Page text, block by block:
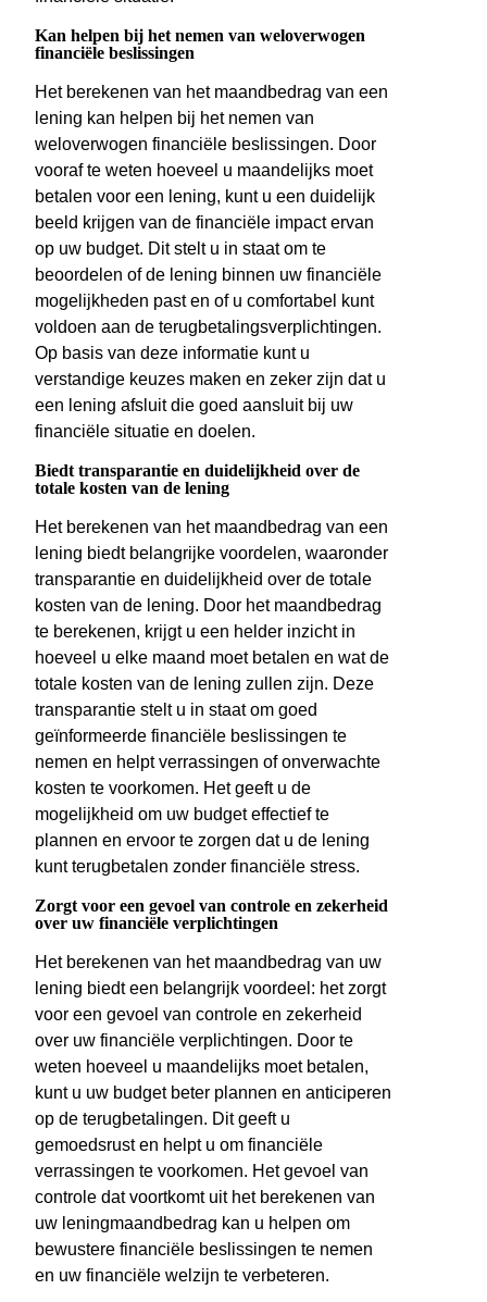
Kan helpen bij het nemen van weloverwogen
financiële beslissingen
Het berekenen van het maandbedrag van een
lening kan helpen bij het nemen van
weloverwogen financiële beslissingen. Door
vooraf te weten hoeveel u maandelijks moet
betalen voor een lening, kunt u een duidelijk
beeld krijgen van de financiële impact ervan
op uw budget. Dit stelt u in staat om te
beoordelen of de lening binnen uw financiële
mogelijkheden past en of u comfortabel kunt
voldoen aan de terugbetalingsverplichtingen.
Op basis van deze informatie kunt u
verstandige keuzes maken en zeker zijn dat u
een lening afsluit die goed aansluit bij uw
financiële situatie en doelen.
Biedt transparantie en duidelijkheid over de
totale kosten van de lening
Het berekenen van het maandbedrag van een
lening biedt belangrijke voordelen, waaronder
transparantie en duidelijkheid over de totale
kosten van de lening. Door het maandbedrag
te berekenen, krijgt u een helder inzicht in
hoeveel u elke maand moet betalen en wat de
totale kosten van de lening zullen zijn. Deze
transparantie stelt u in staat om goed
geïnformeerde financiële beslissingen te
nemen en helpt verrassingen of onverwachte
kosten te voorkomen. Het geeft u de
mogelijkheid om uw budget effectief te
plannen en ervoor te zorgen dat u de lening
kunt terugbetalen zonder financiële stress.
Zorgt voor een gevoel van controle en zekerheid
over uw financiële verplichtingen
Het berekenen van het maandbedrag van uw
lening biedt een belangrijk voordeel: het zorgt
voor een gevoel van controle en zekerheid
over uw financiële verplichtingen. Door te
weten hoeveel u maandelijks moet betalen,
kunt u uw budget beter plannen en anticiperen
op de terugbetalingen. Dit geeft u
gemoedsrust en helpt u om financiële
verrassingen te voorkomen. Het gevoel van
controle dat voortkomt uit het berekenen van
uw leningmaandbedrag kan u helpen om
bewustere financiële beslissingen te nemen
en uw financiële welzijn te verbeteren.